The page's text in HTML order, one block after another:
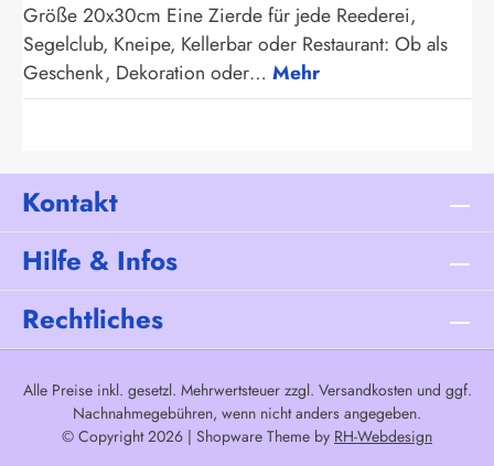
Größe 20x30cm Eine Zierde für jede Reederei,
Segelclub, Kneipe, Kellerbar oder Restaurant: Ob als
Geschenk, Dekoration oder… Mehr
Kontakt
Hilfe & Infos
Rechtliches
Alle Preise inkl. gesetzl. Mehrwertsteuer zzgl. Versandkostenund ggf.
Nachnahmegebühren, wenn nicht anders angegeben.
© Copyright 2026 | Shopware Theme by RH-Webdesign